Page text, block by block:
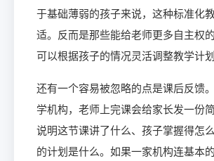
于基础薄弱的孩子来说，这种标准化
适。反而是那些能给老师更多自主权
可以根据孩子的情况灵活调整教学计划
还有一个容易被忽略的点是课后反馈
学机构，老师上完课会给家长发一份简
说明这节课讲了什么、孩子掌握得怎
的计划是什么。如果一家机构连基本